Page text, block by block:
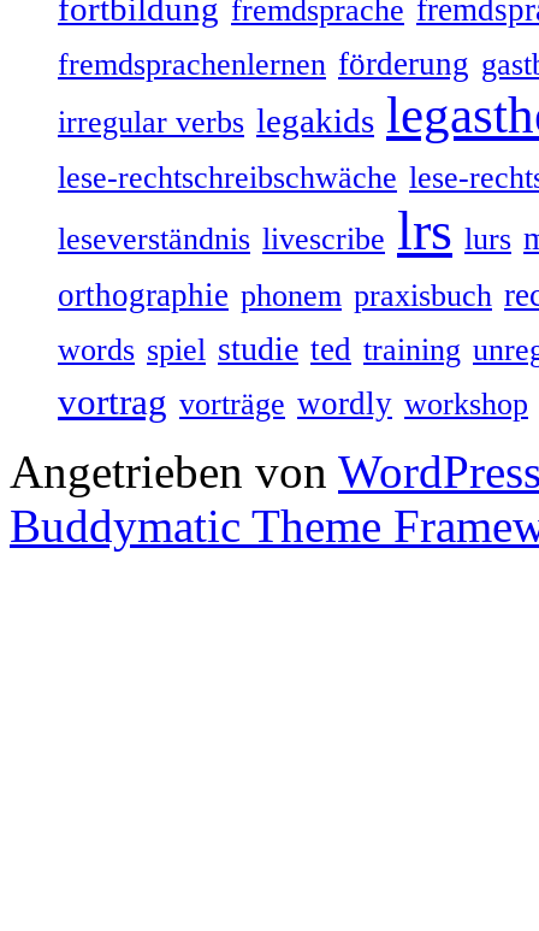
fortbildung fremdsprache
fremdsprachenlernen förderung
irregular verbs legakids
lese-rechtschreibschwäche lese-
leseverständnis livescribe lrs lurs
orthographie phonem praxisbuch
words spiel studie ted training
vortrag vorträge wordly workshop
Angetrieben von
Buddymatic Theme